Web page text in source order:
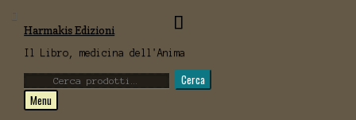
Vai
alla
navigazione
Vai
al
contenuto
Harmakis Edizioni
Il Libro, medicina dell'Anima
Cerca:
Cerca
Menu